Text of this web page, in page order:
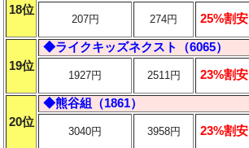
18位
207円 274円 25%割安
19位
◆ライクキッズネクスト（6065）
1927円 2511円 23%割安
20位
◆熊谷組（1861）
3040円 3958円 23%割安